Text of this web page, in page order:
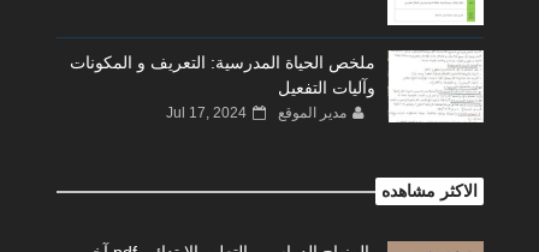
ملخص الحياة المدرسية: التعريف و المكونات
وآليات التفعيل
مدير الموقع Jul 17, 2024
الاكثر مشاهده